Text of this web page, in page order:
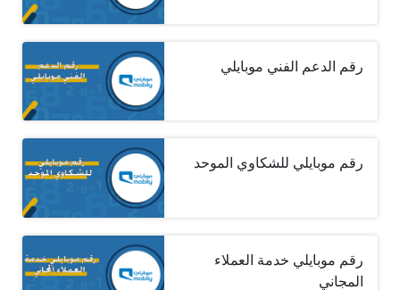
رقم الدعم الفني موبايلي
رقم موبايلي للشكاوي الموحد
رقم موبايلي خدمة العملاء
المجاني